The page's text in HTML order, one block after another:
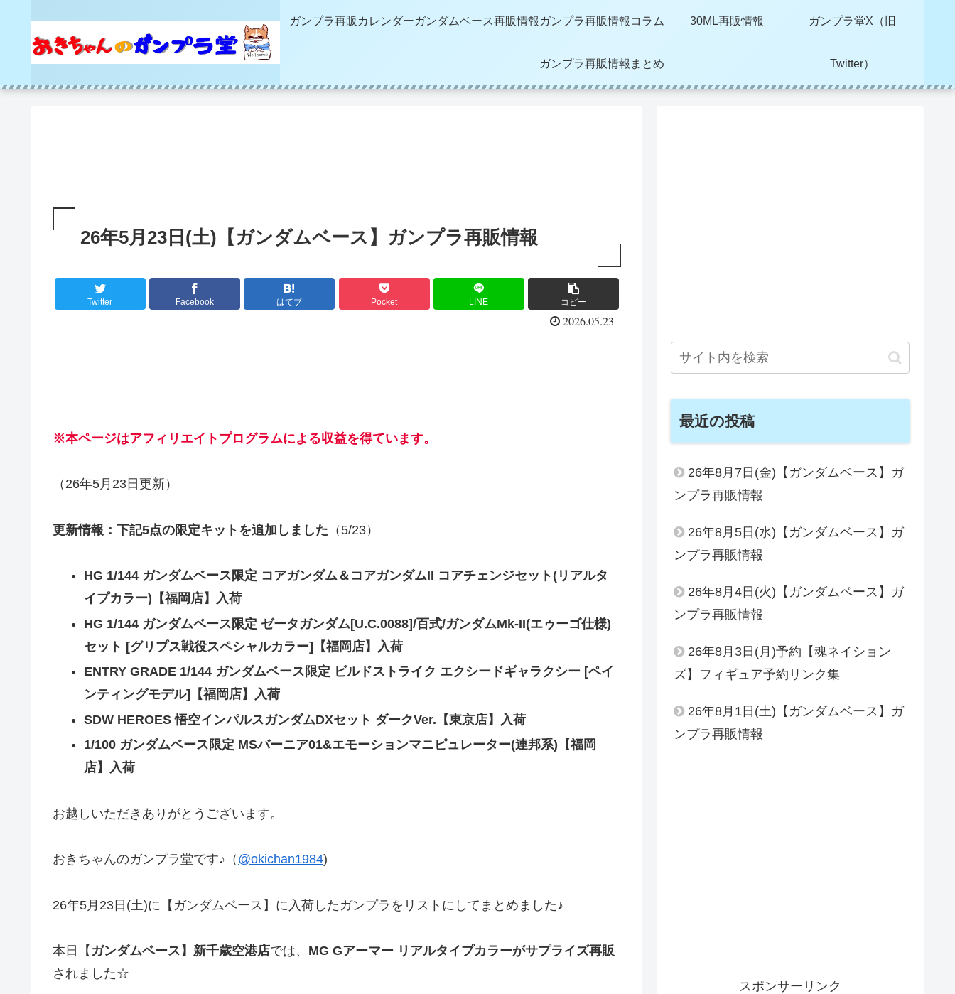
ガンプラ再販カレンダーガンダムベース再販情報 ガンプラ再販情報コラム 30ML再販情報 ガンプラ堂X（旧
Twitter）
ガンプラ再販情報まとめ
26年5月23日(土)【ガンダムベース】ガンプラ再販情報
Twitter Facebook はてブ Pocket LINE コピー
2026.05.23
※本ページはアフィリエイトプログラムによる収益を得ています。
（26年5月23日更新）
更新情報：下記5点の限定キットを追加しました （5/23）
HG 1/144 ガンダムベース限定 コアガンダム＆コアガンダムII コアチェンジセット(リアルタ
イプカラー)【福岡店】入荷
HG 1/144 ガンダムベース限定 ゼータガンダム[U.C.0088]/百式/ガンダムMk-II(エゥーゴ仕様)
セット [グリプス戦役スペシャルカラー]【福岡店】入荷
ENTRY GRADE 1/144 ガンダムベース限定 ビルドストライク エクシードギャラクシー [ペイ
ンティングモデル]【福岡店】入荷
SDW HEROES 悟空インパルスガンダムDXセット ダークVer.【東京店】入荷
1/100 ガンダムベース限定 MSバーニア01&エモーションマニピュレーター(連邦系)【福岡
店】入荷
お越しいただきありがとうございます。
おきちゃんのガンプラ堂です♪（ @okichan1984)
26年5月23日(土)に【ガンダムベース】に入荷したガンプラをリストにしてまとめました♪
本日【 ガンダムベース】新千歳空港店では、 MG Gアーマー リアルタイプカラーがサプライズ再販
されました☆
最近の投稿
26年8月7日(金)【ガンダムベース】ガ
ンプラ再販情報
26年8月5日(水)【ガンダムベース】ガ
ンプラ再販情報
26年8月4日(火)【ガンダムベース】ガ
ンプラ再販情報
26年8月3日(月)予約【魂ネイション
ズ】フィギュア予約リンク集
26年8月1日(土)【ガンダムベース】ガ
ンプラ再販情報
スポンサーリンク